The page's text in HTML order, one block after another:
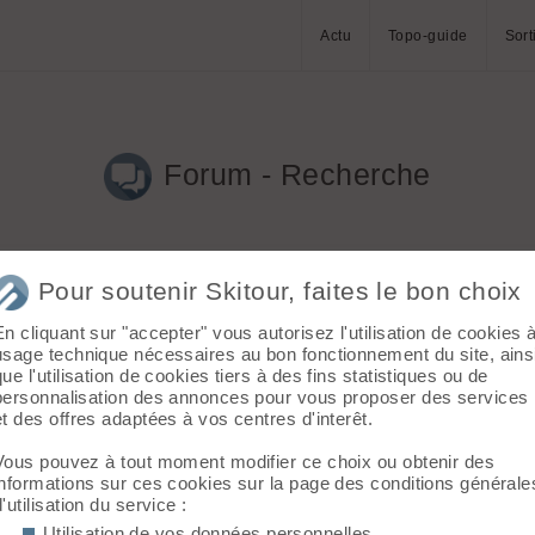
Actu Topo-guide
Forum - Recherche
l'opinion! 😊 Effectivement, certains zippent là où d'autre
j'avais mis des peux taillées en 88 sur des skis
Pour soutenir Skitour, faites le bon choix
cliquant sur "accepter" vous autorisez l'utilisation de cookies à
technique nécessaires au bon fonctionnement du site,
l'utilisation de cookies tiers à des fins statistiques ou de
des annonces pour vous proposer des services
des offres adaptées à vos centres d'interêt.
pouvez à tout moment modifier ce choix ou obtenir des
sur ces cookies sur la page des conditions
du service :